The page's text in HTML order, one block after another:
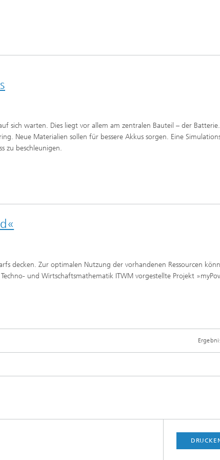
sich warten. Dies liegt vor allem am zentralen Bauteil – der
Neue Materialien sollen für bessere Akkus sorgen. Eine
zu beschleunigen.
decken. Zur optimalen Nutzung der vorhandenen Ressourcen
und Wirtschaftsmathematik ITWM vorgestellte Projekt